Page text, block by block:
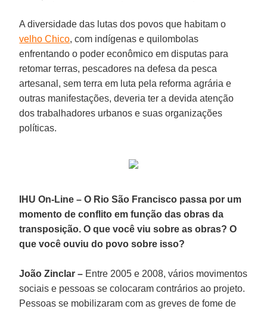
A diversidade das lutas dos povos que habitam o
velho Chico, com indígenas e quilombolas
enfrentando o poder econômico em disputas para
retomar terras, pescadores na defesa da pesca
artesanal, sem terra em luta pela reforma agrária e
outras manifestações, deveria ter a devida atenção
dos trabalhadores urbanos e suas organizações
políticas.
IHU On-Line – O Rio São Francisco passa por um
momento de conflito em função das obras da
transposição. O que você viu sobre as obras? O
que você ouviu do povo sobre isso?
João Zinclar – Entre 2005 e 2008, vários movimentos
sociais e pessoas se colocaram contrários ao projeto.
Pessoas se mobilizaram com as greves de fome de